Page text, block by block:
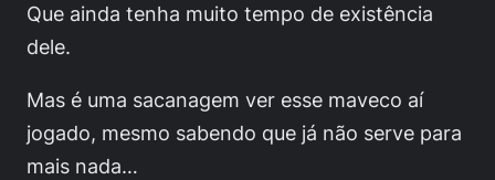
Que ainda tenha muito tempo de existência
dele.
Mas é uma sacanagem ver esse maveco aí
jogado, mesmo sabendo que já não serve para
mais nada…